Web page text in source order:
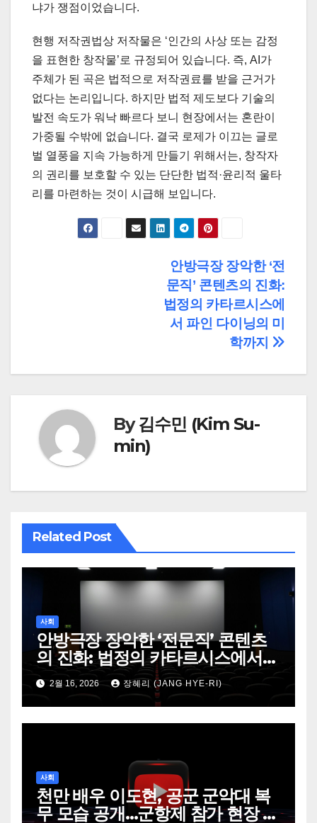
냐가 쟁점이었습니다.
현행 저작권법상 저작물은 ‘인간의 사상 또는 감정
을 표현한 창작물’로 규정되어 있습니다. 즉, AI가
주체가 된 곡은 법적으로 저작권료를 받을 근거가
없다는 논리입니다. 하지만 법적 제도보다 기술의
발전 속도가 워낙 빠르다 보니 현장에서는 혼란이
가중될 수밖에 없습니다. 결국 로제가 이끄는 글로
벌 열풍을 지속 가능하게 만들기 위해서는, 창작자
의 권리를 보호할 수 있는 단단한 법적·윤리적 울타
리를 마련하는 것이 시급해 보입니다.
안방극장 장악한 ‘전
문직’ 콘텐츠의 진화:
법정의 카타르시스에
서 파인 다이닝의 미
학까지
By김수민 (Kim Su-
min)
Related Post
사회
안방극장 장악한 ‘전문직’ 콘텐츠
의 진화: 법정의 카타르시스에서
파인 다이닝의 미학까지
2월 16, 2026 장혜리 (JANG HYE-RI)
사회
천만 배우 이도현, 공군 군악대 복
무 모습 공개…군항제 참가 현장 화